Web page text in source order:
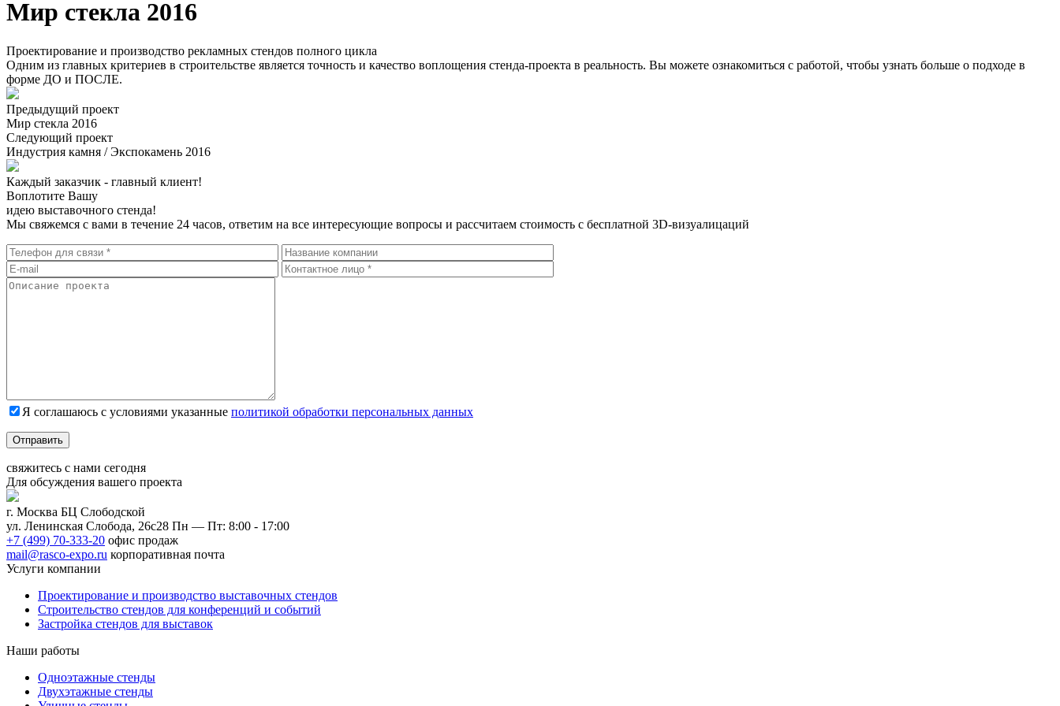
Мир стекла 2016
Проектирование и производство рекламных стендов полного цикла
Одним из главных критериев в строительстве является точность и качество воплощения стенда-проекта в реальность. Вы можете ознакомиться с работой, чтобы узнать больше о подходе в
форме ДО и ПОСЛЕ.
Предыдущий проект
Мир стекла 2016
Следующий проект
Индустрия камня / Экспокамень 2016
Каждый заказчик - главный клиент!
Воплотите Вашу
идею выставочного стенда!
Мы свяжемся с вами в течение 24 часов, ответим на все интересующие вопросы и рассчитаем стоимость с бесплатной 3D-визуалицаций
Я соглашаюсь с условиями указанные политикой обработки персональных данных
Отправить
свяжитесь с нами сегодня
Для обсуждения вашего проекта
г. Москва БЦ Слободской
ул. Ленинская Слобода, 26с28 Пн — Пт: 8:00 - 17:00
+7 (499) 70-333-20 офис продаж
mail@rasco-expo.ru корпоративная почта
Услуги компании
Проектирование и производство выставочных стендов
Строительство стендов для конференций и событий
Застройка стендов для выставок
Наши работы
Одноэтажные стенды
Двухэтажные стенды